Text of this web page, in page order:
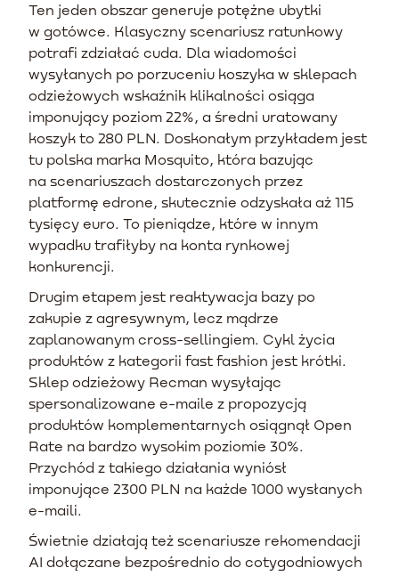
Ten jeden obszar generuje potężne ubytki
w gotówce. Klasyczny scenariusz ratunkowy
potrafi zdziałać cuda. Dla wiadomości
wysyłanych po porzuceniu koszyka w sklepach
odzieżowych wskaźnik klikalności osiąga
imponujący poziom 22%, a średni uratowany
koszyk to 280 PLN. Doskonałym przykładem jest
tu polska marka Mosquito, która bazując
na scenariuszach dostarczonych przez
platformę edrone, skutecznie odzyskała aż 115
tysięcy euro. To pieniądze, które w innym
wypadku trafiłyby na konta rynkowej
konkurencji.
Drugim etapem jest reaktywacja bazy po
zakupie z agresywnym, lecz mądrze
zaplanowanym cross-sellingiem. Cykl życia
produktów z kategorii fast fashion jest krótki.
Sklep odzieżowy Recman wysyłając
spersonalizowane e-maile z propozycją
produktów komplementarnych osiągnął Open
Rate na bardzo wysokim poziomie 30%.
Przychód z takiego działania wyniósł
imponujące 2300 PLN na każde 1000 wysłanych
e-maili.
Świetnie działają też scenariusze rekomendacji
AI dołączane bezpośrednio do cotygodniowych